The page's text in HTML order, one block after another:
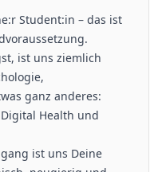
Student:in – das ist
ist uns ziemlich
ganz anderes:
Health und
ist uns Deine